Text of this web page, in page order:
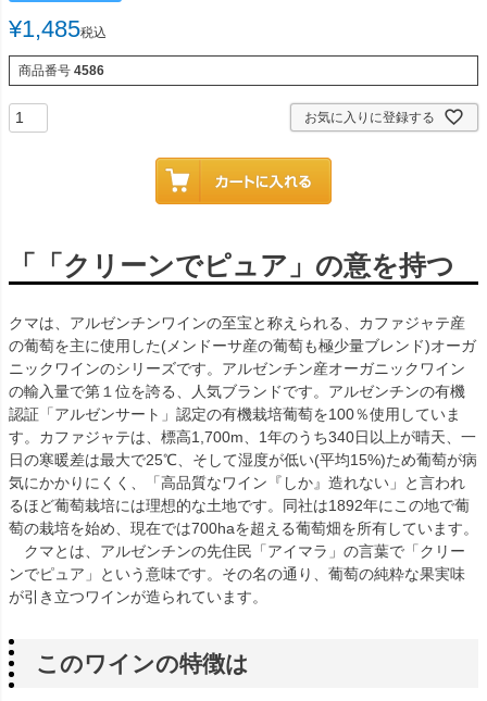
¥1,485税込
商品番号 4586
お気に入りに登録する
「「クリーンでピュア」の意を持つ
クマは、アルゼンチンワインの至宝と称えられる、カファジャテ産
の葡萄を主に使用した(メンドーサ産の葡萄も極少量ブレンド)オーガ
ニックワインのシリーズです。アルゼンチン産オーガニックワイン
の輸入量で第１位を誇る、人気ブランドです。アルゼンチンの有機
認証「アルゼンサート」認定の有機栽培葡萄を100％使用していま
す。カファジャテは、標高1,700m、1年のうち340日以上が晴天、一
日の寒暖差は最大で25℃、そして湿度が低い(平均15%)ため葡萄が病
気にかかりにくく、「高品質なワイン『しか』造れない」と言われ
るほど葡萄栽培には理想的な土地です。同社は1892年にこの地で葡
萄の栽培を始め、現在では700haを超える葡萄畑を所有しています。
クマとは、アルゼンチンの先住民「アイマラ」の言葉で「クリー
ンでピュア」という意味です。その名の通り、葡萄の純粋な果実味
が引き立つワインが造られています。
このワインの特徴は